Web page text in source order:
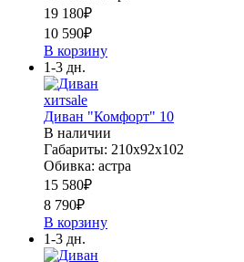
19 180₽
10 590₽
В корзину
1-3 дн.
хитsale
Диван "Комфорт" 10
В наличии
Габариты: 210х92х102
Обивка: астра
15 580₽
8 790₽
В корзину
1-3 дн.